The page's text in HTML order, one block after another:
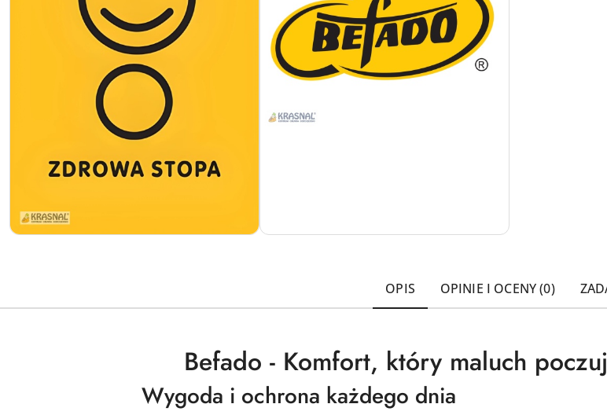
OPIS OPINIE I OCENY (0)
Befado - Komfort, który maluch
Wygoda i ochrona każdego dnia